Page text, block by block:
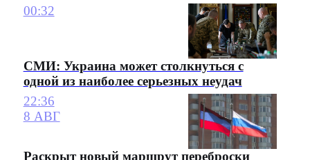
00:32
СМИ: Украина может столкнуться с
одной из наиболее серьезных неудач
22:36
8 АВГ
Раскрыт новый маршрут переброски